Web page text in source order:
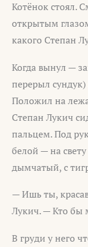
Котёнок стоял.
открытым
какого Степан
Когда вынул —
перерыл
Положил на
Степан Лукич
пальцем. Под
белой — на
дымчатый, с
— Ишь ты,
Лукич. — Кто бы
В груди у него